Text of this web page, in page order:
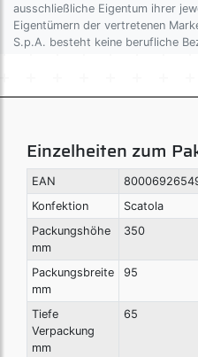
ausschließliche Eigentum ihrer
Eigentümern der vertretenen
S.p.A. besteht keine berufliche
Einzelheiten zum
EAN
Konfektion
Scatola
Packungshöhe
mm
350
Packungsbreite
mm
95
Tiefe
Verpackung
mm
65